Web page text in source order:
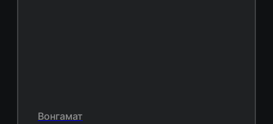
Вонгамат